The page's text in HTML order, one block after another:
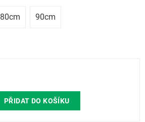
80cm 90cm
PŘIDAT DO KOŠÍKU